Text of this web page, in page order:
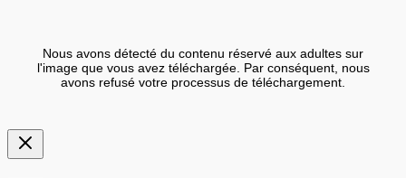
Nous avons détecté du contenu réservé aux adultes sur
l'image que vous avez téléchargée. Par conséquent, nous
avons refusé votre processus de téléchargement.